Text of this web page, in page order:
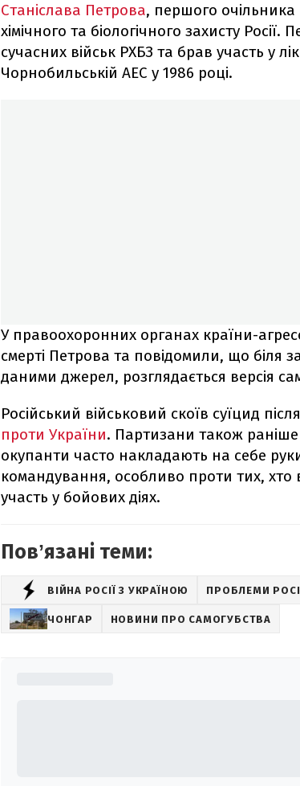
Станіслава Петрова, першого очільника
хімічного та біологічного захисту
сучасних військ РХБЗ та брав участь у
Чорнобильській АЕС у 1986 році.
У правоохоронних органах країни-
смерті Петрова та повідомили, що біля
даними джерел, розглядається версія
Російський військовий скоїв суїцид
проти України. Партизани також
окупанти часто накладають на себе
командування, особливо проти тих, хто
участь у бойових діях.
Повʼязані теми:
ВІЙНА РОСІЇ З УКРАЇНОЮ ПРОБЛЕМИ
ЧОНГАР НОВИНИ ПРО САМОГУБСТВА